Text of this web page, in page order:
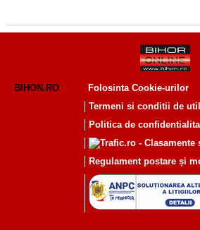
BIHON.RO
Folosinta Cookie-urilor
Termeni si conditii de
Politica de
Regulament postare și